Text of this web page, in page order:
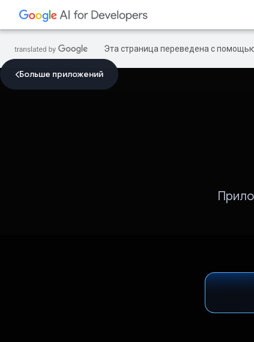
Эта страница переведена с
Больше приложений